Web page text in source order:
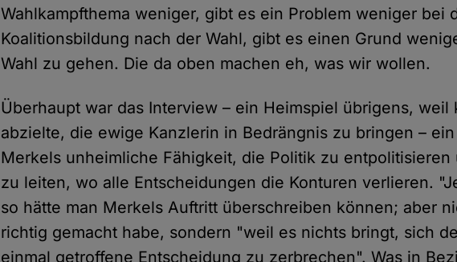
Wahlkampfthema weniger, gibt es ein Problem weniger bei
Koalitionsbildung nach der Wahl, gibt es einen Grund
Wahl zu gehen. Die da oben machen eh, was wir wollen.
Überhaupt war das Interview – ein Heimspiel übrigens, weil
abzielte, die ewige Kanzlerin in Bedrängnis zu bringen –
Merkels unheimliche Fähigkeit, die Politik zu entpolitisieren
zu leiten, wo alle Entscheidungen die Konturen verlieren.
so hätte man Merkels Auftritt überschreiben können; aber
richtig gemacht habe, sondern "weil es nichts bringt, sich
einmal getroffene Entscheidung zu zerbrechen". Was in